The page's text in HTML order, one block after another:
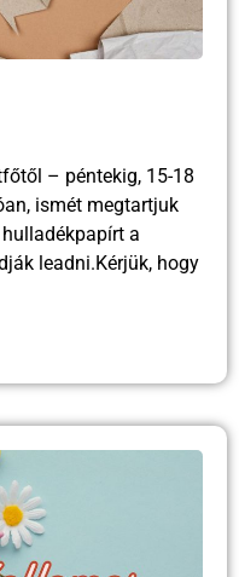
– péntekig, 15-18
ismét megtartjuk
a
leadni.Kérjük, hogy